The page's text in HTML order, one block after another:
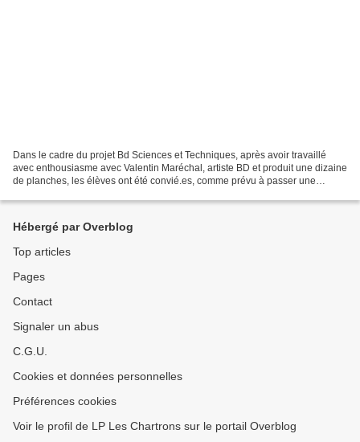
Dans le cadre du projet Bd Sciences et Techniques, après avoir travaillé
avec enthousiasme avec Valentin Maréchal, artiste BD et produit une dizaine
de planches, les élèves ont été convié.es, comme prévu à passer une
Hébergé par Overblog
Top articles
Pages
Contact
Signaler un abus
C.G.U.
Cookies et données personnelles
Préférences cookies
Voir le profil de LP Les Chartrons sur le portail Overblog